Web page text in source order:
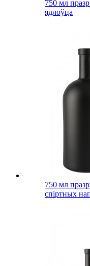
750 мл
ядлоўца
750 мл
спіртных